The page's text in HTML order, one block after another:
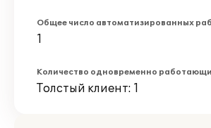
Общее число автоматизированных
1
Количество одновременно
Толстый клиент: 1